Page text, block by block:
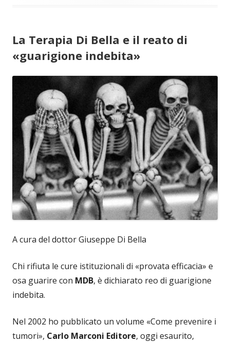
La Terapia Di Bella e il reato di
«guarigione indebita»
A cura del dottor Giuseppe Di Bella
Chi rifiuta le cure istituzionali di «provata efficacia» e
osa guarire con MDB, è dichiarato reo di guarigione
indebita.
Nel 2002 ho pubblicato un volume «Come prevenire i
tumori», Carlo Marconi Editore, oggi esaurito,